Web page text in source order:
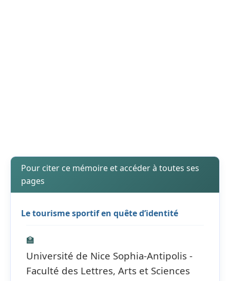
Pour citer ce mémoire et accéder à toutes ses
pages
Le tourisme sportif en quête d’identité
🏫
Université de Nice Sophia-Antipolis -
Faculté des Lettres, Arts et Sciences